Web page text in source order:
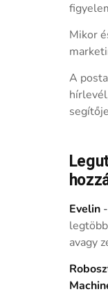
Mikor
A
segítője
Evelin-
avagy